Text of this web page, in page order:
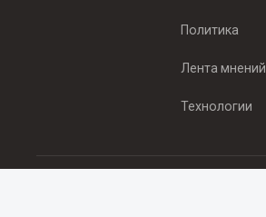
Политика
Лента мнений
Технологии